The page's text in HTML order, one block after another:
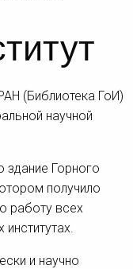
(Библиотека ГоИ)
научной
здание Горного
получило
работу всех
и научно